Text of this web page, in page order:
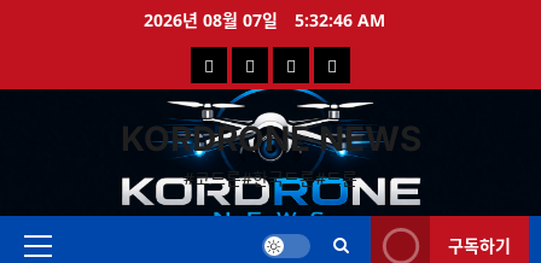
로
2026년 08월 07일 5:32:46 AM
국
내
드
론
뉴
해
외
드
론
뉴
드
영
상
드
론
특
가
KORDRONE NEWS
#코드론#한국드론#드론
주
구독하기